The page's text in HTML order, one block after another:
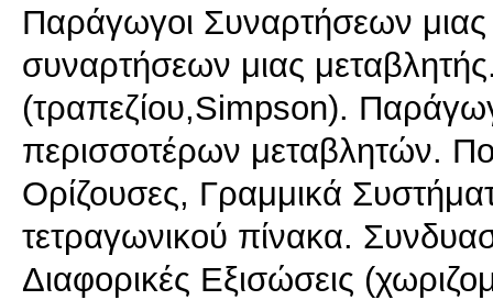
Παράγωγοι Συναρτήσεων
συναρτήσεων μιας
(τραπεζίου,Simpson).
περισσοτέρων μεταβλητών.
Ορίζουσες, Γραμμικά
τετραγωνικού πίνακα.
Διαφορικές Εξισώσεις